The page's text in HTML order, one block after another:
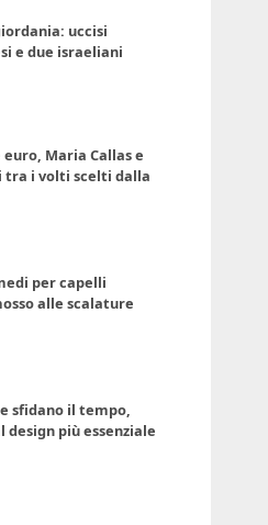
uccisi
e due israeliani
Maria Callas e
tra i volti scelti dalla
per capelli
alle scalature
sfidano il tempo,
design più essenziale